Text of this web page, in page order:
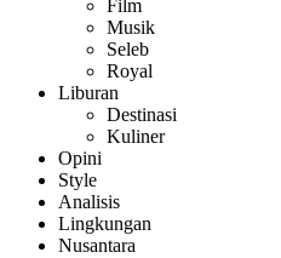
Film
Musik
Seleb
Royal
Liburan
Destinasi
Kuliner
Opini
Style
Analisis
Lingkungan
Nusantara